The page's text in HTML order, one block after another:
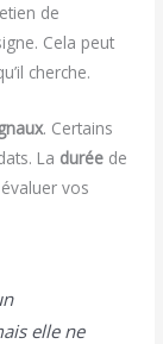
de
Cela peut
cherche.
. Certains
La durée de
vos
elle ne